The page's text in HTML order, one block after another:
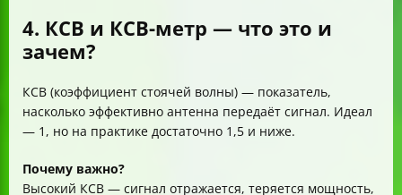
4. КСВ и КСВ-метр — что это и
зачем?
КСВ (коэффициент стоячей волны) — показатель,
насколько эффективно антенна передаёт сигнал. Идеал
— 1, но на практике достаточно 1,5 и ниже.
Почему важно?
Высокий КСВ — сигнал отражается, теряется мощность,